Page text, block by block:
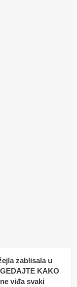
zablisala u
KAKO
viđa svaki